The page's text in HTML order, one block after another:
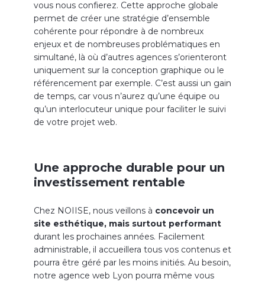
vous nous confierez. Cette approche globale
permet de créer une stratégie d’ensemble
cohérente pour répondre à de nombreux
enjeux et de nombreuses problématiques en
simultané, là où d’autres agences s’orienteront
uniquement sur la conception graphique ou le
référencement par exemple. C’est aussi un gain
de temps, car vous n’aurez qu’une équipe ou
qu’un interlocuteur unique pour faciliter le suivi
de votre projet web.
Une approche durable pour un
investissement rentable
Chez NOIISE, nous veillons à concevoir un
site esthétique, mais surtout performant
durant les prochaines années. Facilement
administrable, il accueillera tous vos contenus et
pourra être géré par les moins initiés. Au besoin,
notre agence web Lyon pourra même vous